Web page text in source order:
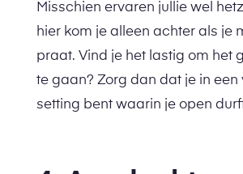
Misschien ervaren jullie wel
hier kom je alleen achter als je
praat. Vind je het lastig om het
te gaan? Zorg dan dat je in een
setting bent waarin je open